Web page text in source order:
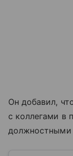
Он добавил,
с коллегами в
должностными